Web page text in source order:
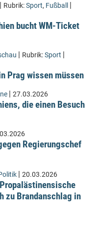
| Rubrik:Sport, Fußball |
bucht WM-Ticket
| Rubrik:Sport |
Prag wissen müssen
| 27.03.2026
die einen Besuch
Regierungschef
| 20.03.2026
zu Brandanschlag in